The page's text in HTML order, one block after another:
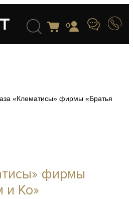
0
«Клематисы» фирмы «Братья
фирмы
и Ко»